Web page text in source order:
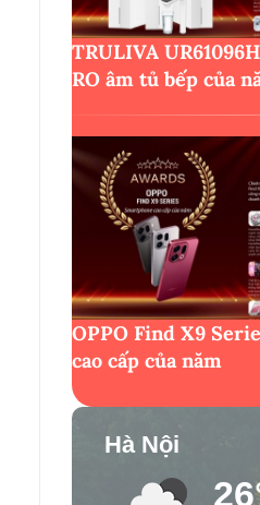
TRULIVA
RO âm tủ bếp của
OPPO Find X9
cao cấp của năm
Hà Nội